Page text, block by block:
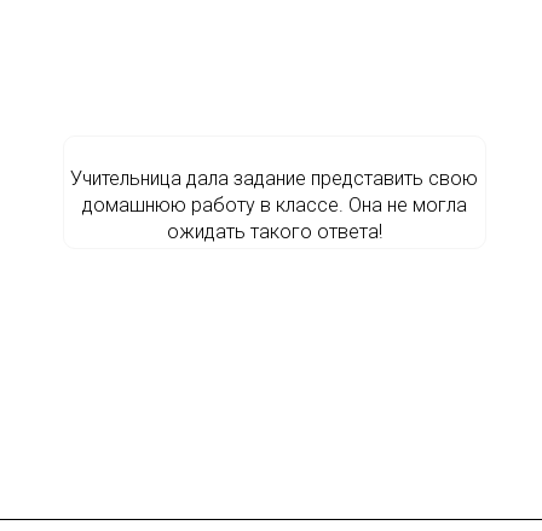
Учительница дала задание представить свою
домашнюю работу в классе. Она не могла
ожидать такого ответа!